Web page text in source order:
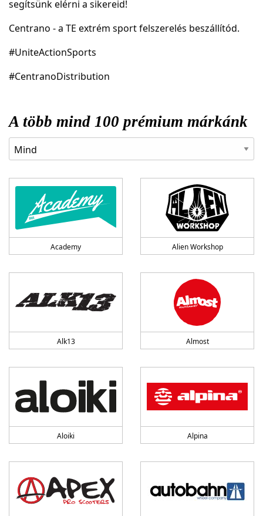
segítsünk elérni a sikereid!
Centrano - a TE extrém sport felszerelés beszállítód.
#UniteActionSports
#CentranoDistribution
A több mind 100 prémium márkánk
Academy Alien Workshop
Alk13 Almost
Aloiki Alpina